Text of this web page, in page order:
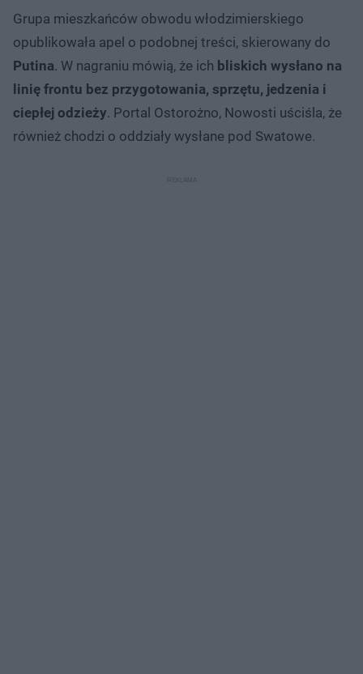
Grupa mieszkańców obwodu włodzimierskiego
opublikowała apel o podobnej treści, skierowany do
Putina. W nagraniu mówią, że ich bliskich wysłano na
linię frontu bez przygotowania, sprzętu, jedzenia i
ciepłej odzieży. Portal Ostorożno, Nowosti uściśla, że
również chodzi o oddziały wysłane pod Swatowe.